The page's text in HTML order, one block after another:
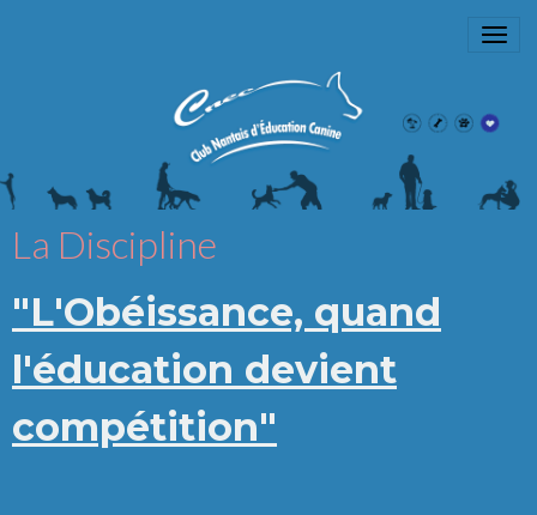
La Discipline
"L'Obéissance, quand
l'éducation devient
compétition"